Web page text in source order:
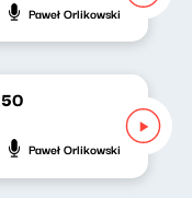
Paweł Orlikowski
Paweł Orlikowski